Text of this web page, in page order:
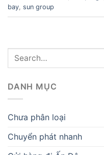
bay sun group
DANH MỤC
Chưa phân loại
Chuyển phát nhanh